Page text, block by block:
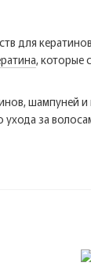
для
, которые
шампуней
ухода за